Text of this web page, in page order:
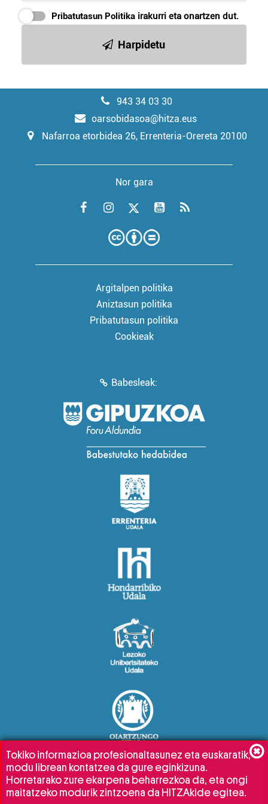
Pribatutasun Politika irakurri eta onartzen dut.
Harpidetu
943 34 03 30
oarsobidasoa@hitza.eus
Nafarroa etorbidea 26, Errenteria-Orereta 20100
Nor gara
Argitalpen politika
Aniztasun politika
Pribatutasun politika
Cookieak
Babesleak:
Tokiko informazioa profesionaltasunez eta euskaratik,
modu librean kontatzea da gure eginkizuna.
Horretarako zure ekarpena beharrezkoa da, eta ongi
maitatzeko modurik zintzoena da HITZAkide egitea.